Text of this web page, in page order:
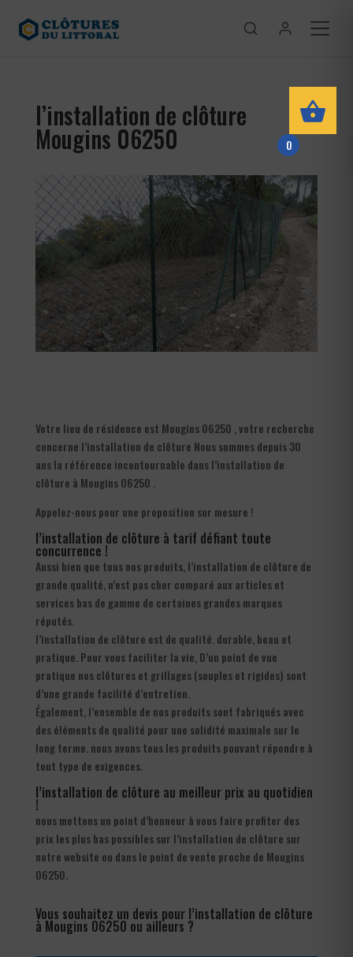
l’installation de clôture
Mougins 06250
Votre lieu de résidence est Mougins 06250 , votre recherche
concerne l’installation de clôture Nous sommes depuis 30
ans la référence incontournable dans l’installation de
clôture à Mougins 06250 .
Appelez-nous pour une proposition sur mesure !
l’installation de clôture à tarif défiant toute
concurrence !
Aussi bien que tous nos produits, l’installation de clôture de
grande qualité, n’est pas cher comparé aux articles et
services bas de gamme de certaines grandes marques
réputés.
l’installation de clôture est de qualité. durable, beau et
pratique. Pour vous faciliter la vie, D’un point de vue
pratique nos clôtures et grillages (souples et rigides) sont
d’une grande facilité d’entretien.
Également, l’ensemble de nos produits sont fabriqués avec
des éléments de qualité pour une solidité maximale sur le
long terme. nous avons tous les produits pouvant répondre à
tout type de exigences.
l’installation de clôture au meilleur prix au quotidien
!
nous mettons un point d’honneur à vous faire profiter des
prix les plus bas possibles sur l’installation de clôture sur
notre website ou dans le point de vente proche de Mougins
06250.
Vous souhaitez un devis pour l’installation de clôture
à Mougins 06250 ou ailleurs ?
0